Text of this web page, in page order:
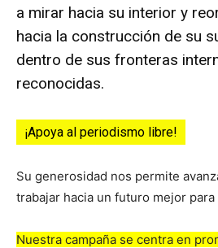
a mirar hacia su interior y
hacia la construcción de su
dentro de sus fronteras
reconocidas.
¡Apoya al periodismo libre!
Su generosidad nos permite
trabajar hacia un futuro mejor para
Nuestra campaña se centra en